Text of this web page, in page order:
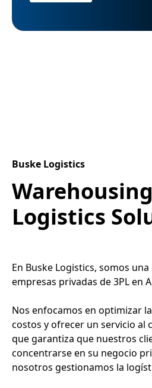
Buske Logistics
Logistics
En Buske Logistics, somos
empresas privadas de 3PL en
Nos enfocamos en optimizar
costos y ofrecer un servicio al
que garantiza que nuestros
concentrarse en su negocio
nosotros gestionamos la